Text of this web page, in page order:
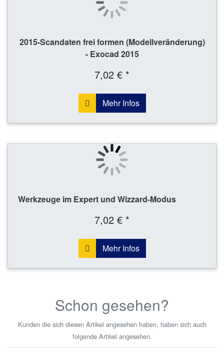
2015-Scandaten frei formen (Modellveränderung)
- Exocad 2015
7,02 € *
Mehr Infos
Werkzeuge im Expert und Wizzard-Modus
7,02 € *
Mehr Infos
Schon gesehen?
Kunden die sich diesen Artikel angesehen haben, haben sich auch
folgende Artikel angesehen.